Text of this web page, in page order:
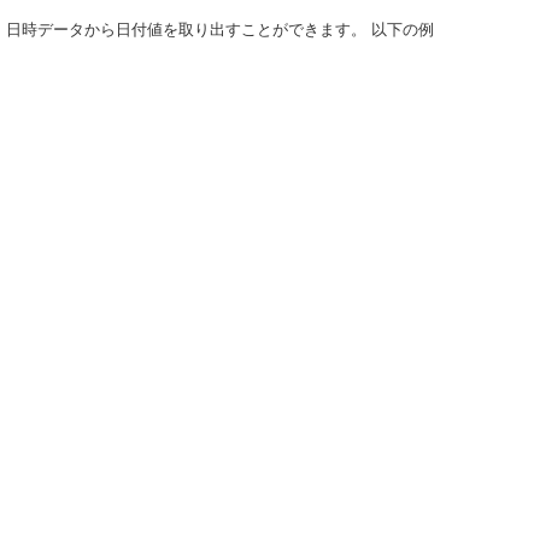
時データから日付値を取り出すことができます。 以下の例